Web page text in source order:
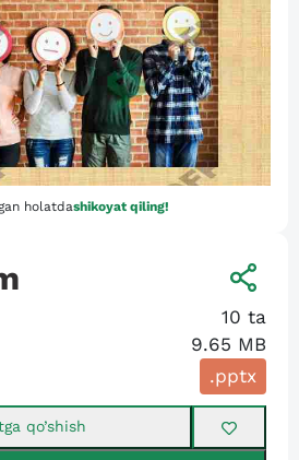
holatdashikoyat qiling!
10 ta
9.65 MB
.pptx
qo’shish